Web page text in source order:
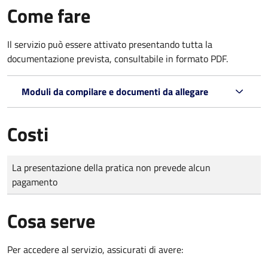
Come fare
Il servizio può essere attivato presentando tutta la
documentazione prevista, consultabile in formato PDF.
Moduli da compilare e documenti da allegare
Costi
Tipo di pagamento
Importo
La presentazione della pratica non prevede alcun
pagamento
Cosa serve
Per accedere al servizio, assicurati di avere: